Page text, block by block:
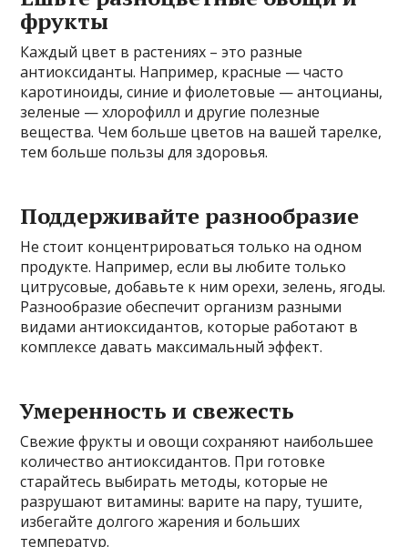
фрукты
Каждый цвет в растениях – это разные
антиоксиданты. Например, красные — часто
каротиноиды, синие и фиолетовые — антоцианы,
зеленые — хлорофилл и другие полезные
вещества. Чем больше цветов на вашей тарелке,
тем больше пользы для здоровья.
Поддерживайте разнообразие
Не стоит концентрироваться только на одном
продукте. Например, если вы любите только
цитрусовые, добавьте к ним орехи, зелень, ягоды.
Разнообразие обеспечит организм разными
видами антиоксидантов, которые работают в
комплексе давать максимальный эффект.
Умеренность и свежесть
Свежие фрукты и овощи сохраняют наибольшее
количество антиоксидантов. При готовке
старайтесь выбирать методы, которые не
разрушают витамины: варите на пару, тушите,
избегайте долгого жарения и больших
температур.